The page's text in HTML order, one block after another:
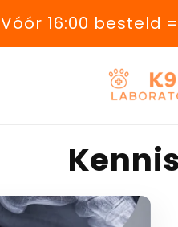
Vóór 16:00 besteld